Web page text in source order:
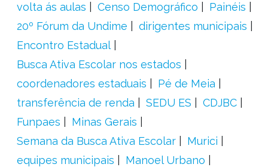
volta ás aulas
Censo Demográfico
Painéis
20º Fórum da Undime
dirigentes municipais
Encontro Estadual
Busca Ativa Escolar nos estados
coordenadores estaduais
Pé de Meia
transferência de renda
SEDU ES
CDJBC
Funpaes
Minas Gerais
Semana da Busca Ativa Escolar
Murici
equipes municipais
Manoel Urbano